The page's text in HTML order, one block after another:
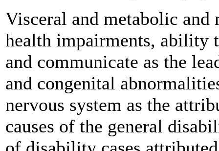
Visceral and metabolic and
health impairments, ability
and communicate as the
and congenital
nervous system as the
causes of the general